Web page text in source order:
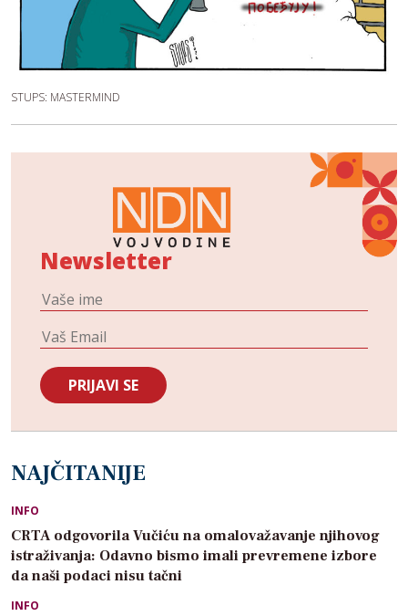
STUPS: MASTERMIND
Newsletter
NAJČITANIJE
INFO
CRTA odgovorila Vučiću na omalovažavanje njihovog
istraživanja: Odavno bismo imali prevremene izbore
da naši podaci nisu tačni
INFO